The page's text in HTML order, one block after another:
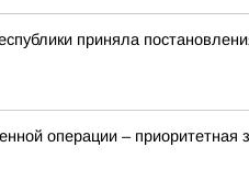
приняла
операции – приоритетная